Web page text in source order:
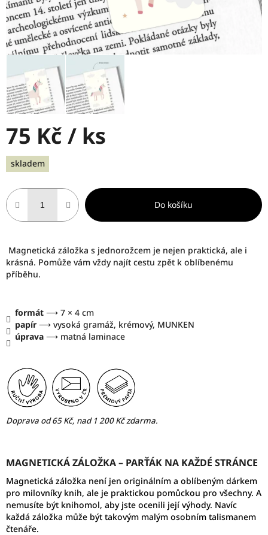
75 Kč / ks
Měrná
cena:
skladem
Do košíku
Magnetická záložka s jednorožcem je nejen praktická, ale i
krásná. Pomůže vám vždy najít cestu zpět k oblíbenému
příběhu.
formát ⟶ 7 × 4 cm
papír ⟶ vysoká gramáž, krémový, MUNKEN
úprava ⟶ matná laminace
Doprava od 65 Kč, nad 1 200 Kč zdarma.
MAGNETICKÁ ZÁLOŽKA– PARŤÁK NA KAŽDÉ STRÁNCE
Magnetická záložka není jen originálním a oblíbeným dárkem
pro milovníky knih, ale je praktickou pomůckou pro všechny. A
nemusíte být knihomol, aby jste ocenili její výhody. Navíc
každá záložka může být takovým malým osobním talismanem
čtenáře.